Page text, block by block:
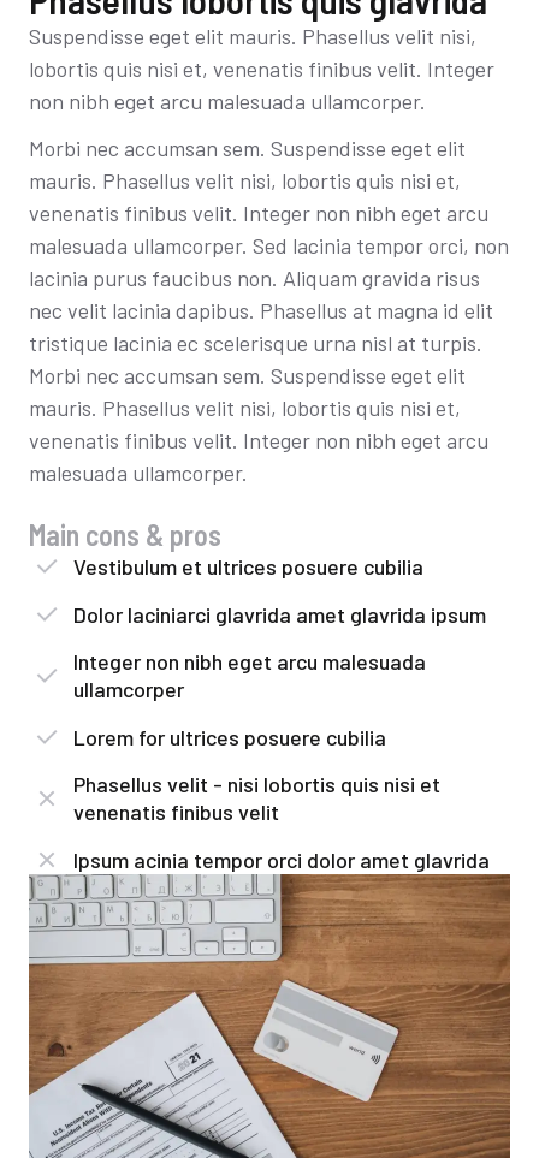
Suspendisse eget elit mauris. Phasellus velit nisi,
lobortis quis nisi et, venenatis finibus velit. Integer
non nibh eget arcu malesuada ullamcorper.
Morbi nec accumsan sem. Suspendisse eget elit
mauris. Phasellus velit nisi, lobortis quis nisi et,
venenatis finibus velit. Integer non nibh eget arcu
malesuada ullamcorper. Sed lacinia tempor orci, non
lacinia purus faucibus non. Aliquam gravida risus
nec velit lacinia dapibus. Phasellus at magna id elit
tristique lacinia ec scelerisque urna nisl at turpis.
Morbi nec accumsan sem. Suspendisse eget elit
mauris. Phasellus velit nisi, lobortis quis nisi et,
venenatis finibus velit. Integer non nibh eget arcu
malesuada ullamcorper.
Main cons & pros
Vestibulum et ultrices posuere cubilia
Dolor laciniarci glavrida amet glavrida ipsum
Integer non nibh eget arcu malesuada
ullamcorper
Lorem for ultrices posuere cubilia
Phasellus velit - nisi lobortis quis nisi et
venenatis finibus velit
Ipsum acinia tempor orci dolor amet glavrida